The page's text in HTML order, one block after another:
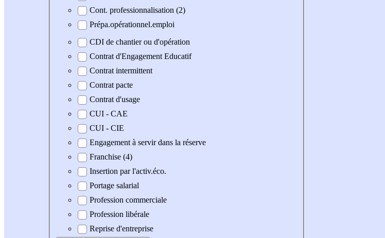
Cont. professionnalisation (2)
Prépa.opérationnel.emploi
CDI de chantier ou d'opération
Contrat d'Engagement Educatif
Contrat intermittent
Contrat pacte
Contrat d'usage
CUI - CAE
CUI - CIE
Engagement à servir dans la réserve
Franchise (4)
Insertion par l'activ.éco.
Portage salarial
Profession commerciale
Profession libérale
Reprise d'entreprise